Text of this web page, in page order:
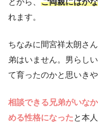
とから、 ご両親にはか
れます。
ちなみに間宮祥太朗さ
弟はいません。男らし
て育ったのかと思いき
相談できる兄弟がいな
める性格になったと本